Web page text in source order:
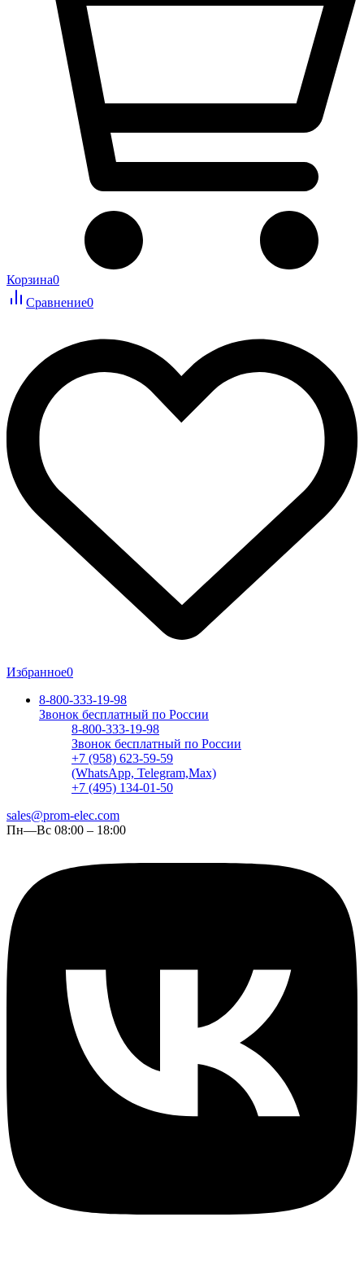
Корзина0
Сравнение0
Избранное0
8-800-333-19-98
Звонок бесплатный по России
8-800-333-19-98
Звонок бесплатный по России
+7 (958) 623-59-59
(WhatsApp, Telegram,Max)
+7 (495) 134-01-50
sales@prom-elec.com
Пн—Вс 08:00 – 18:00